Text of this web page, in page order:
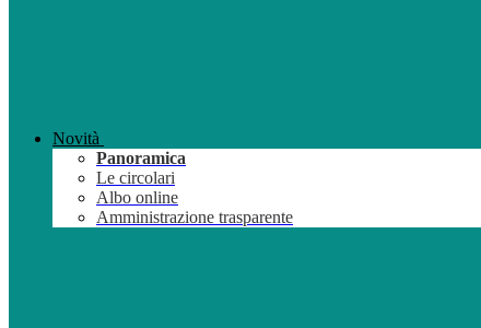
Novità
Panoramica
Le circolari
Albo online
Amministrazione trasparente